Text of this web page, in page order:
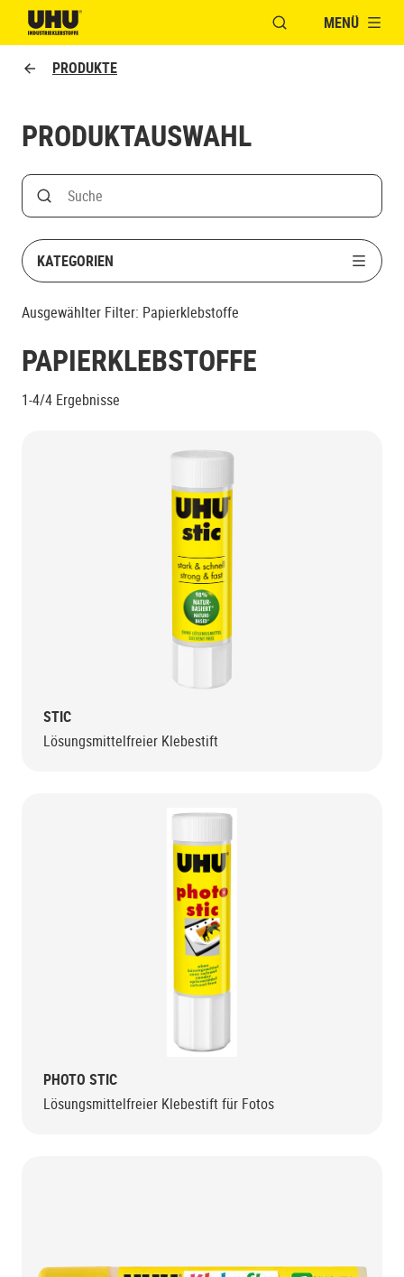
FENSTER FÜR DIE
MENÜ
PRODUKTE
PRODUKTAUSWAHL
Search
Suche nach Produktname
KATEGORIEN
Ausgewählter Filter: Papierklebstoffe
PAPIERKLEBSTOFFE
1-4/4 Ergebnisse
STIC
Lösungsmittelfreier Klebestift
PHOTO STIC
Lösungsmittelfreier Klebestift für Fotos